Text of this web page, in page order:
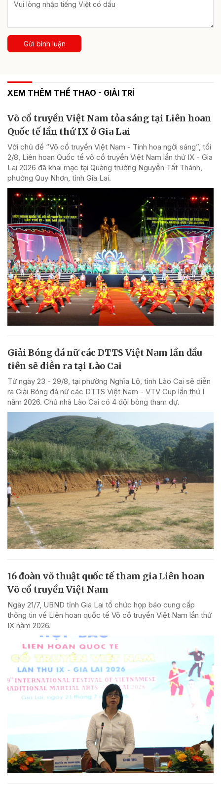
Gửi bình luận
XEM THÊM THỂ THAO - GIẢI TRÍ
Võ cổ truyền Việt Nam tỏa sáng tại Liên hoan
Quốc tế lần thứ IX ở Gia Lai
Với chủ đề “Võ cổ truyền Việt Nam - Tinh hoa ngời sáng”, tối
2/8, Liên hoan Quốc tế võ cổ truyền Việt Nam lần thứ IX - Gia
Lai 2026 đã khai mạc tại Quảng trường Nguyễn Tất Thành,
phường Quy Nhơn, tỉnh Gia Lai.
Giải Bóng đá nữ các DTTS Việt Nam lần đầu
tiên sẽ diễn ra tại Lào Cai
Từ ngày 23 - 29/8, tại phường Nghĩa Lộ, tỉnh Lào Cai sẽ diễn
ra Giải Bóng đá nữ các DTTS Việt Nam - VTV Cup lần thứ I
năm 2026. Chủ nhà Lào Cai có 4 đội bóng tham dự.
16 đoàn võ thuật quốc tế tham gia Liên hoan
Võ cổ truyền Việt Nam
Ngày 21/7, UBND tỉnh Gia Lai tổ chức họp báo cung cấp
thông tin về Liên hoan quốc tế Võ cổ truyền Việt Nam lần thứ
IX năm 2026.